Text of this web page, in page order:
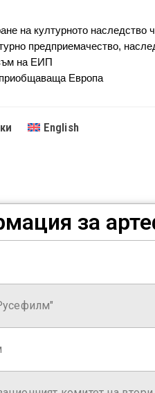
на културното наследство
предприемачество,
на ЕИП
приобщаваща Европа
English
за